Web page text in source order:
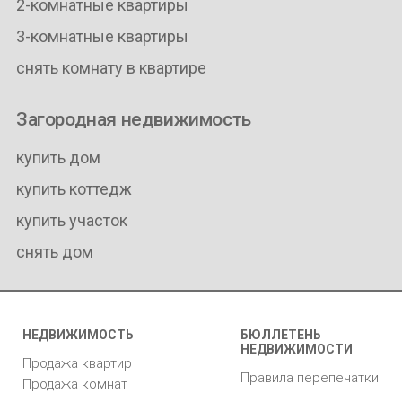
2-комнатные квартиры
3-комнатные квартиры
снять комнату в квартире
Загородная недвижимость
купить дом
купить коттедж
купить участок
снять дом
НЕДВИЖИМОСТЬ
Продажа квартир
Продажа комнат
БЮЛЛЕТЕНЬ
НЕДВИЖИМОСТИ
Правила перепечатки